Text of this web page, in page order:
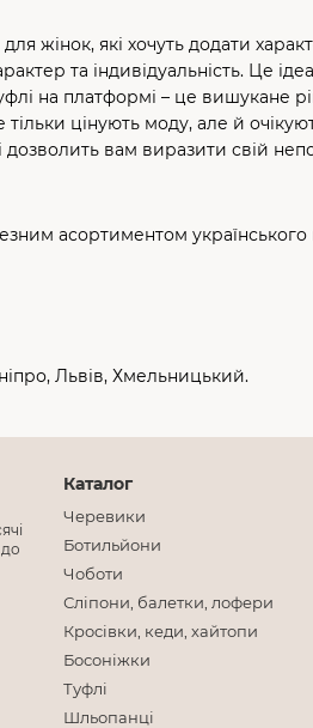
жінок, які хочуть додати
та індивідуальність. Це
на платформі – це
цінують моду, але й
вам виразити свій
асортиментом українського
Львів, Хмельницький.
Каталог
Черевики
Ботильйони
Чоботи
Сліпони, балетки, лофери
Кросівки, кеди, хайтопи
Босоніжки
Туфлі
Шльопанці